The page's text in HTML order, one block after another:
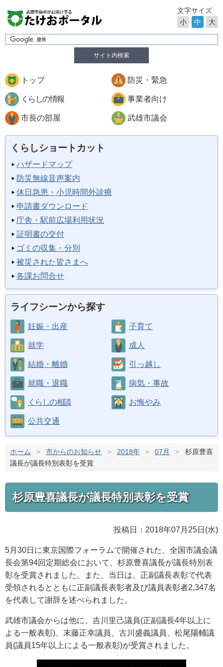
サイト内検索
文字サイズ
小
中 大
トップ 防災・緊急
くらしの情報 事業者向け
市長の部屋 武雄市議会
くらしショートカット
ハザードマップ
防災無線音声案内
休日急患・小児時間外診療
申請書ダウンロード
庁舎・駅前広場利用状況
証明書の交付
ゴミの収集・分別
被災された皆さまへ
各課お問合せ
ライフシーンから探す
妊娠・出産 子育て
就学 成人
結婚・離婚 引っ越し
就職・退職 病気・事故
くらしの相談 お悔やみ
公共交通
ホーム > 市からのお知らせ > 2018年 > 07月 >
杉原豊喜
議長が議長特別表彰を受賞
杉原豊喜議長が議長特別表彰を受賞
投稿日：2018年07月25日(水)
5月30日に東京国際フォーラムで開催された、全国市議会議
長会第94回定期総会において、杉原豊喜議長が議長特別表
彰を受賞されました。また、当日は、正副議長表彰で代表
受領されるとともに正副議長表彰者及び議員表彰者2,347名
を代表して謝辞を述べられました。
武雄市議会からは他に、吉川里己議員(正副議長4年以上に
よる一般表彰)、末藤正幸議員、古川盛義議員、松尾陽輔議
員(議員15年以上による一般表彰)が受賞されました。